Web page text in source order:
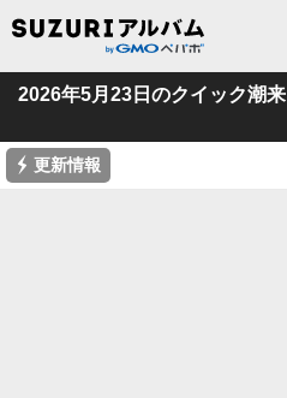
2026年5月23日のクイック潮来
⚡ 更新情報